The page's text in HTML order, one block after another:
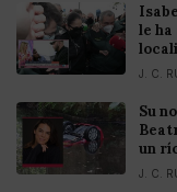
le ha
J. C.
Su
un
J. C.